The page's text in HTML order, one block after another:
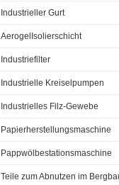
Industrieller Gurt
AerogelIsolierschicht
Industriefilter
Industrielle Kreiselpumpen
Industrielles Filz-Gewebe
Papierherstellungsmaschine
Pappwölbestationsmaschine
Teile zum Abnutzen im